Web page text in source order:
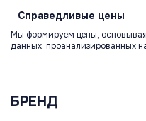
Справедливые цены
Мы формируем цены,
данных, проанализированных
БРЕНД